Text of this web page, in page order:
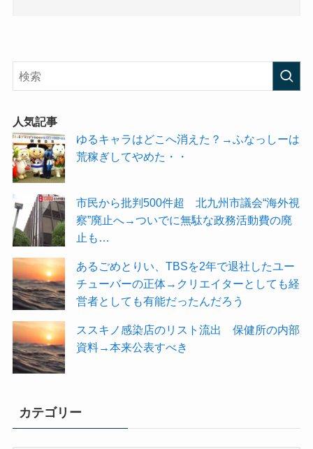
人気記事
ゆるキャラはどこへ消えた？→ふなっしーは
荒稼ぎしてやめた・・
市民から批判500件超 北九州市議会“海外視
察”廃止へ→ついでに無駄な政務活動費の廃
止も…
あるごめとりい、TBSを2年で退社したユー
チューバーの正体→クリエイターとしても経
営者としても有能だったんだろう
ススキノ感染店のリスト流出 保健所の内部
資料→本来公表すべき
カテゴリー